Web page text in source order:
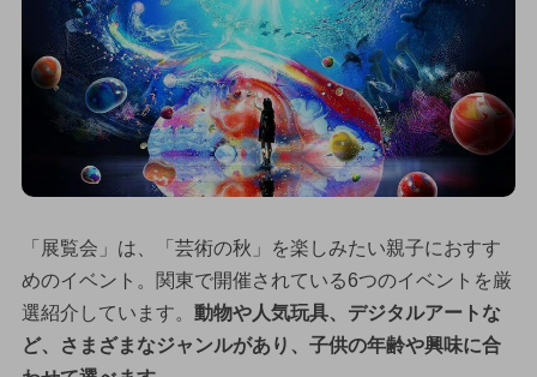
「展覧会」は、「芸術の秋」を楽しみたい親子におすす
めのイベント。関東で開催されている6つのイベントを厳
選紹介しています。 動物や人気玩具、デジタルアートな
ど、さまざまなジャンルがあり、子供の年齢や興味に合